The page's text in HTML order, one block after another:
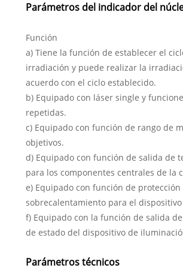
Parámetros del indicador del
Función
a) Tiene la función de establecer el
irradiación y puede realizar la
acuerdo con el ciclo establecido.
b) Equipado con láser single y
repetidas.
c) Equipado con función de rango de
objetivos.
d) Equipado con función de salida de
para los componentes centrales de la
e) Equipado con función de protección
sobrecalentamiento para el
f) Equipado con la función de salida
de estado del dispositivo de
Parámetros técnicos